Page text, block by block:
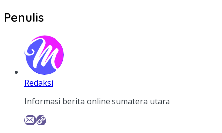
Penulis
Redaksi
Informasi berita online sumatera utara